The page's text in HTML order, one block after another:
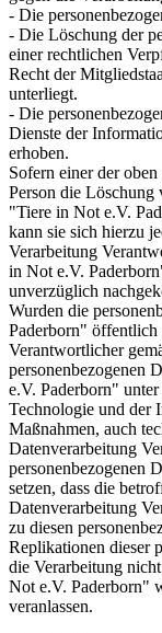
- Die
- Die Löschung der
einer rechtlichen
Recht der
unterliegt.
- Die
Dienste der
erhoben.
Sofern einer der
Person die Löschung
"Tiere in Not e.V.
kann sie sich hierzu
Verarbeitung
in Not e.V.
unverzüglich
Wurden die
Paderborn" öffentlich
Verantwortlicher
personenbezogenen
e.V. Paderborn"
Technologie und der
Maßnahmen, auch
Datenverarbeitung
personenbezogenen
setzen, dass die
Datenverarbeitung
zu diesen
Replikationen dieser
die Verarbeitung
Not e.V. Paderborn"
veranlassen.